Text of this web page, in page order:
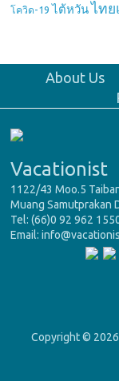
โควิด-19 ไต้หวัน ไทย
About Us
Vacationist
1122/43 Moo.5
Muang Samutprakan
Tel: (66)0 92 962
Email:
Copyright ©